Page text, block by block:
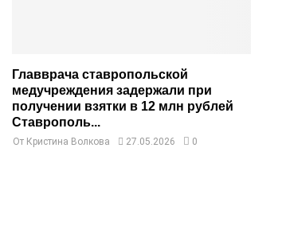
Главврача ставропольской
медучреждения задержали при
получении взятки в 12 млн рублей
Ставрополь...
От Кристина Волкова 27.05.2026 0